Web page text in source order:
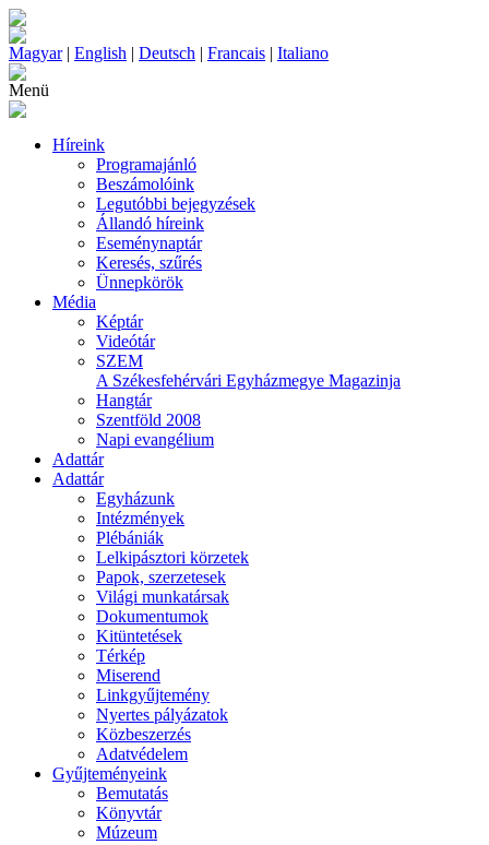
Magyar| English | Deutsch | Francais | Italiano
Menü
Híreink
Programajánló
Beszámolóink
Legutóbbi bejegyzések
Állandó híreink
Eseménynaptár
Keresés, szűrés
Ünnepkörök
Média
Képtár
Videótár
SZEM
A Székesfehérvári Egyházmegye Magazinja
Hangtár
Szentföld 2008
Napi evangélium
Adattár
Adattár
Egyházunk
Intézmények
Plébániák
Lelkipásztori körzetek
Papok, szerzetesek
Világi munkatársak
Dokumentumok
Kitüntetések
Térkép
Miserend
Linkgyűjtemény
Nyertes pályázatok
Közbeszerzés
Adatvédelem
Gyűjteményeink
Bemutatás
Könyvtár
Múzeum